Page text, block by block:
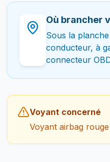
Où brancher
Sous la
conducteur, à
connecteur
Voyant concerné
Voyant airbag rouge